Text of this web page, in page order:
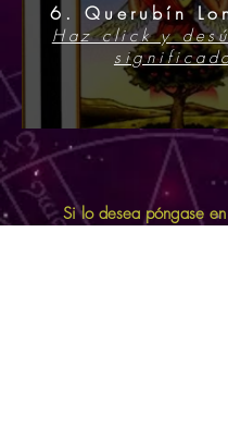
6. Querubín
Haz click y
Si lo desea póngase en